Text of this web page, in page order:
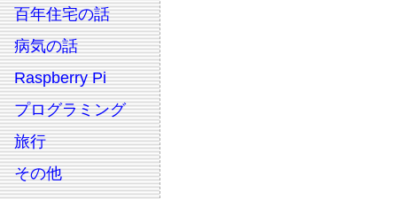
百年住宅の話
病気の話
Raspberry Pi
プログラミング
旅行
その他